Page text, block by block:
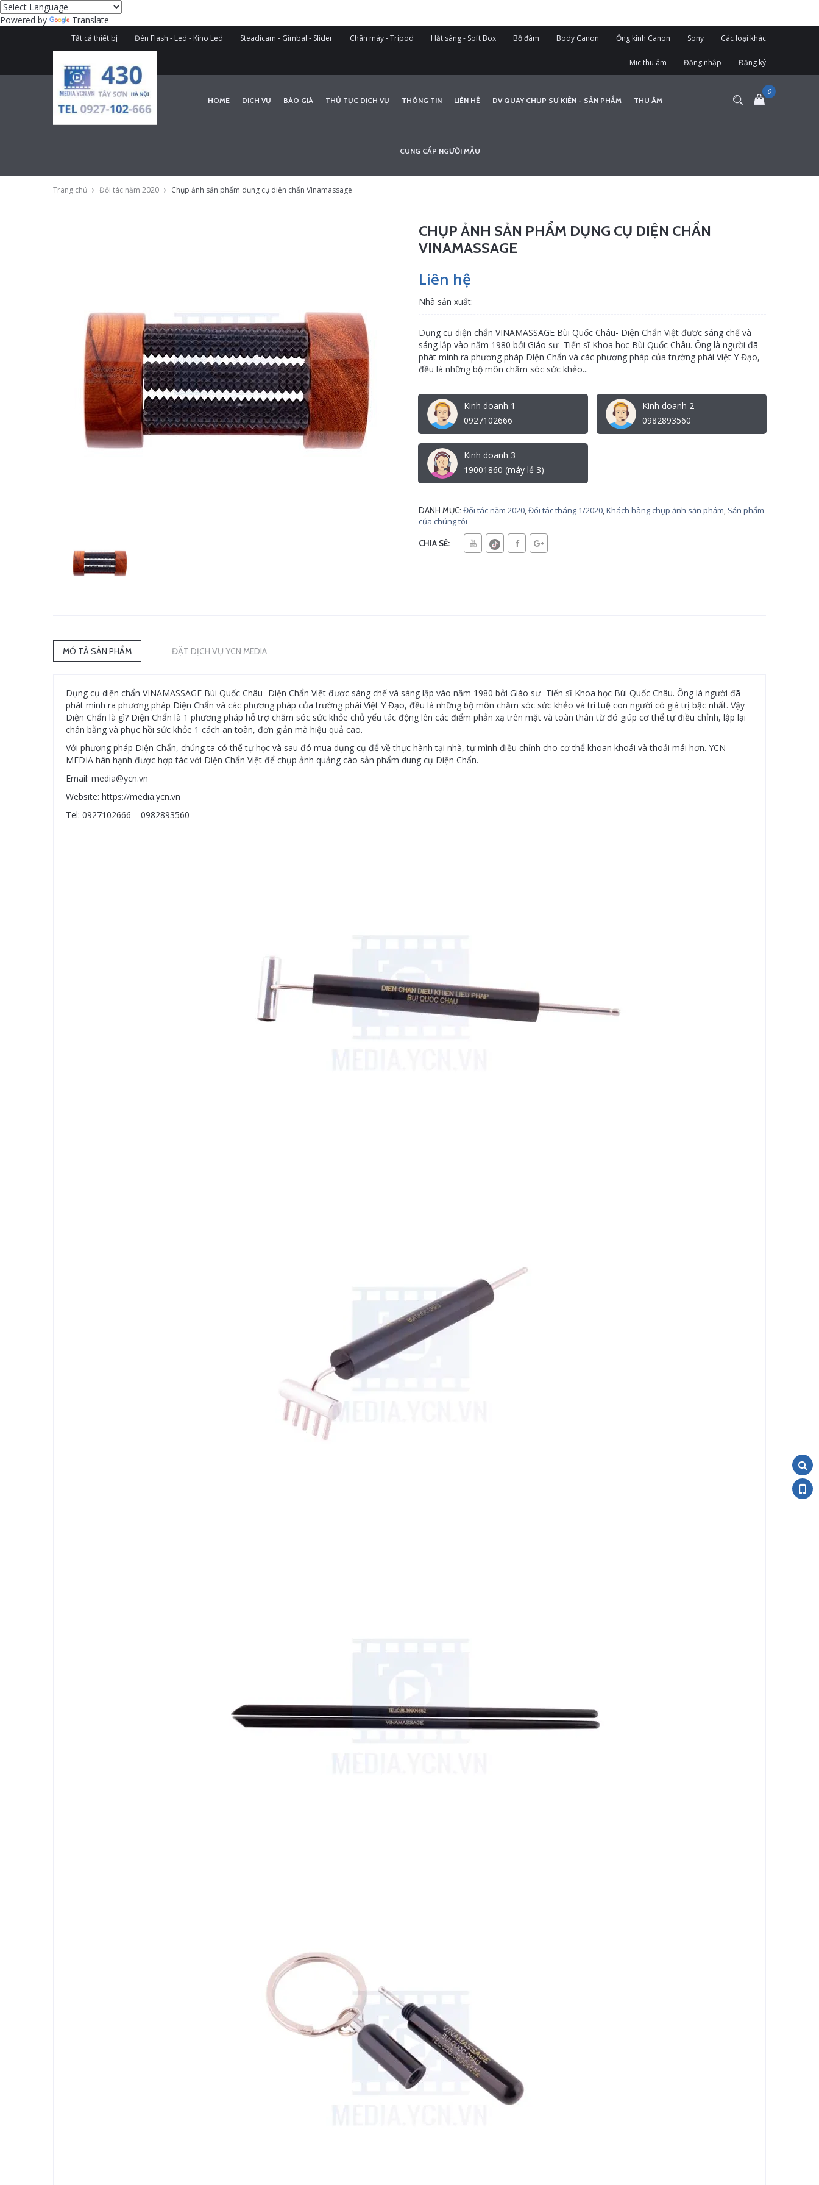
Powered by Translate
Tất cả thiết bị Đèn Flash - Led - Kino Led Steadicam - Gimbal - Slider Chân máy - Tripod Hắt sáng - Soft Box Bộ đàm Body Canon Ống kính Canon Sony Các loại khác
Mic thu âm Đăng nhập Đăng ký
HOME DỊCH VỤ BÁO GIÁ THỦ TỤC DỊCH VỤ THÔNG TIN LIÊN HỆ DV QUAY CHỤP SỰ KIỆN - SẢN PHẨM THU ÂM
CUNG CẤP NGƯỜI MẪU
Trang chủ Đối tác năm 2020 Chụp ảnh sản phẩm dụng cụ diện chẩn Vinamassage
CHỤP ẢNH SẢN PHẨM DỤNG CỤ DIỆN CHẨN
VINAMASSAGE
Liên hệ
Nhà sản xuất:
Dụng cụ diện chẩn VINAMASSAGE Bùi Quốc Châu- Diện Chẩn Việt được sáng chế và
sáng lập vào năm 1980 bởi Giáo sư- Tiến sĩ Khoa học Bùi Quốc Châu. Ông là người đã
phát minh ra phương pháp Diện Chẩn và các phương pháp của trường phái Việt Y Đạo,
đều là những bộ môn chăm sóc sức khẻo...
Kinh doanh 1
0927102666
Kinh doanh 2
0982893560
Kinh doanh 3
19001860 (máy lẻ 3)
DANH MỤC: Đối tác năm 2020,Đối tác tháng 1/2020,Khách hàng chụp ảnh sản phảm, Sản phẩm
của chúng tôi
CHIA SẺ:
MÔ TẢ SẢN PHẨM ĐẶT DỊCH VỤ YCN MEDIA
Dụng cụ diện chẩn VINAMASSAGE Bùi Quốc Châu- Diện Chẩn Việt được sáng chế và sáng lập vào năm 1980 bởi Giáo sư- Tiến sĩ Khoa học Bùi Quốc Châu. Ông là người đã
phát minh ra phương pháp Diện Chẩn và các phương pháp của trường phái Việt Y Đạo, đều là những bộ môn chăm sóc sức khẻo và trí tuệ con người có giá trị bậc nhất. Vậy
Diện Chẩn là gì? Diện Chẩn là 1 phương pháp hỗ trợ chăm sóc sức khỏe chủ yếu tác động lên các điểm phản xạ trên mặt và toàn thân từ đó giúp cơ thể tự điều chỉnh, lập lại
chân bằng và phục hồi sức khỏe 1 cách an toàn, đơn giản mà hiệu quả cao.
Với phương pháp Diện Chẩn, chúng ta có thể tự học và sau đó mua dụng cụ để về thực hành tại nhà, tự mình điều chỉnh cho cơ thể khoan khoái và thoải mái hơn. YCN
MEDIA hân hạnh được hợp tác với Diện Chẩn Việt để chụp ảnh quảng cáo sản phẩm dung cụ Diện Chẩn.
Email: media@ycn.vn
Website: https://media.ycn.vn
Tel: 0927102666 – 0982893560